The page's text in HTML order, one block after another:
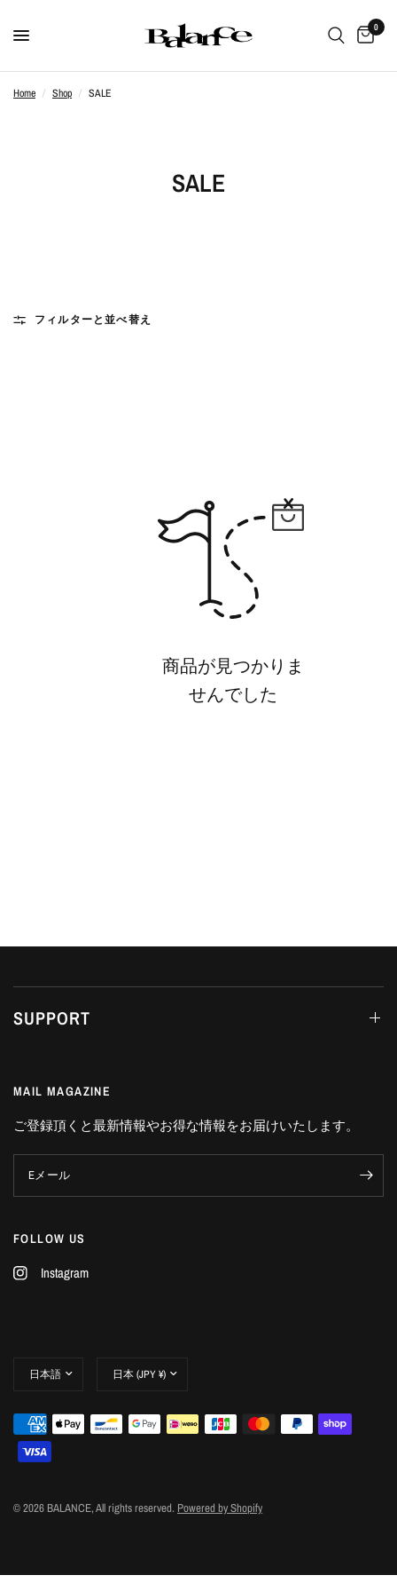
0
Home / Shop / SALE
SALE
フィルターと並べ替え
商品が見つかりま
せんでした
SUPPORT
MAIL MAGAZINE
ご登録頂くと最新情報やお得な情報をお届けいたします。
Eメール
FOLLOW US
Instagram
© 2026 BALANCE, All rights reserved. Powered by Shopify